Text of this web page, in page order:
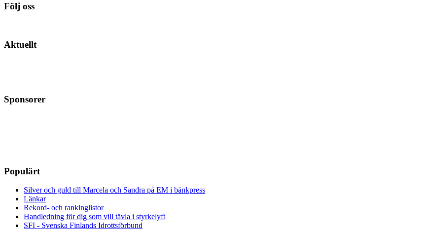
Följ oss
Aktuellt
Sponsorer
Populärt
Silver och guld till Marcela och Sandra på EM i bänkpress
Länkar
Rekord- och rankinglistor
Handledning för dig som vill tävla i styrkelyft
SFI - Svenska Finlands Idrottsförbund